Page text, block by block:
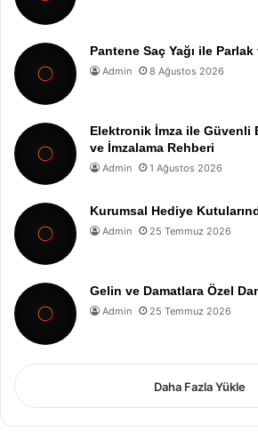
Pantene Saç Yağı ile Parlak
Admin 8 Ağustos 2026
Elektronik İmza ile Güvenli
ve İmzalama Rehberi
Admin 1 Ağustos 2026
Kurumsal Hediye
Admin 25 Temmuz 2026
Gelin ve Damatlara Özel
Admin 25 Temmuz 2026
Daha Fazla Yükle